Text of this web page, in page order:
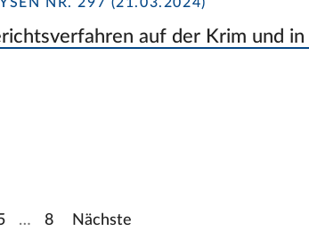
auf der Krim und in
… 8 Nächste